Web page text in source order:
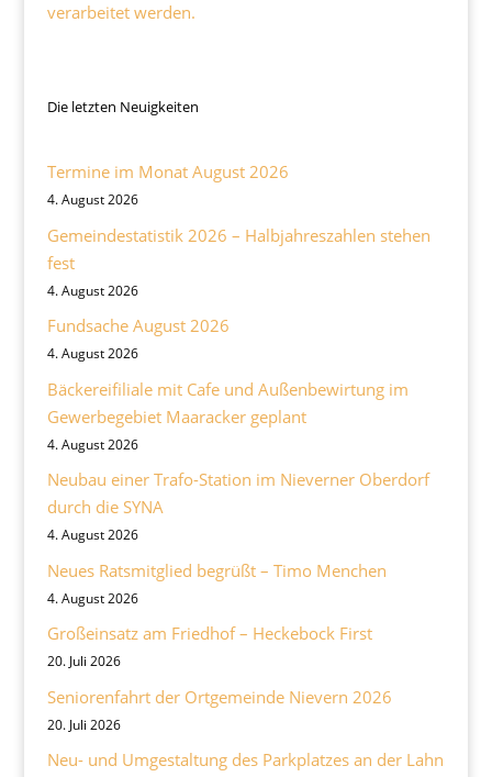
verarbeitet werden.
Die letzten Neuigkeiten
Termine im Monat August 2026
4. August 2026
Gemeindestatistik 2026 – Halbjahreszahlen stehen
fest
4. August 2026
Fundsache August 2026
4. August 2026
Bäckereifiliale mit Cafe und Außenbewirtung im
Gewerbegebiet Maaracker geplant
4. August 2026
Neubau einer Trafo-Station im Nieverner Oberdorf
durch die SYNA
4. August 2026
Neues Ratsmitglied begrüßt – Timo Menchen
4. August 2026
Großeinsatz am Friedhof – Heckebock First
20. Juli 2026
Seniorenfahrt der Ortgemeinde Nievern 2026
20. Juli 2026
Neu- und Umgestaltung des Parkplatzes an der Lahn